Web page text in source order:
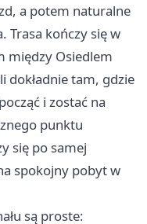
a potem naturalne
Trasa kończy się w
między Osiedlem
dokładnie tam, gdzie
i zostać na
punktu
się po samej
spokojny pobyt w
są proste: